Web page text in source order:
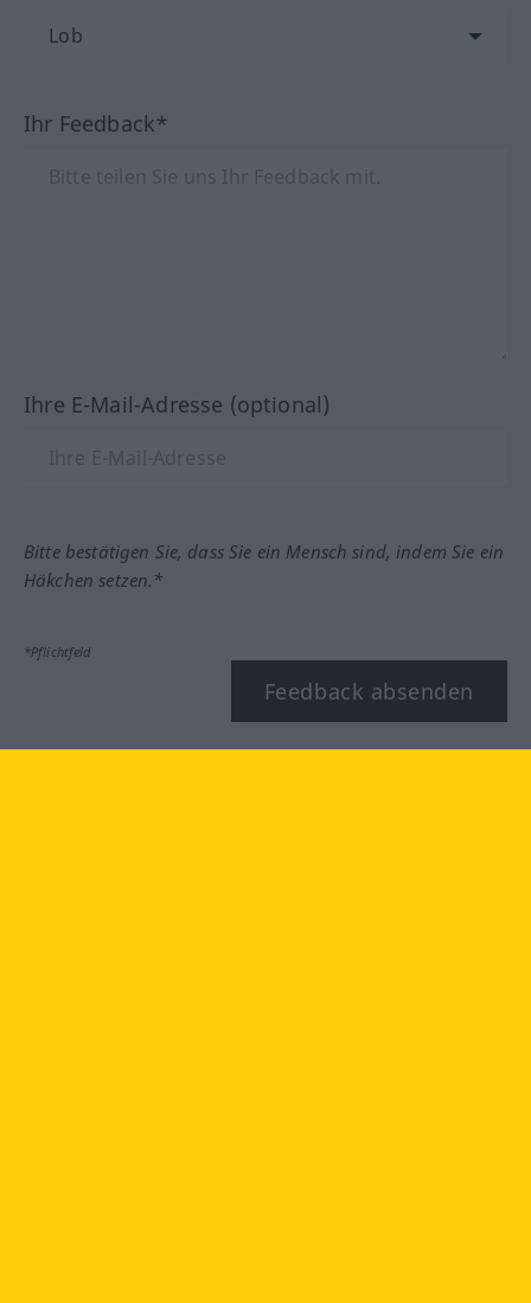
Ihr Feedback*
Ihre E-Mail-Adresse (optional)
Bitte bestätigen Sie, dass Sie ein Mensch sind, indem Sie ein
Häkchen setzen.*
*Pflichtfeld
Feedback absenden